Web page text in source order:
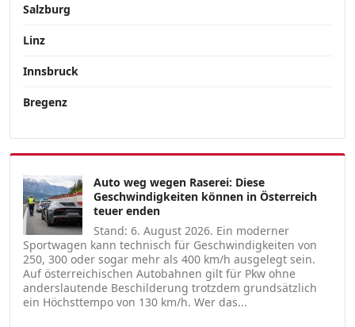
Salzburg
Linz
Innsbruck
Bregenz
Auto weg wegen Raserei: Diese
Geschwindigkeiten können in Österreich
teuer enden
Stand: 6. August 2026. Ein moderner
Sportwagen kann technisch für Geschwindigkeiten von
250, 300 oder sogar mehr als 400 km/h ausgelegt sein.
Auf österreichischen Autobahnen gilt für Pkw ohne
anderslautende Beschilderung trotzdem grundsätzlich
ein Höchsttempo von 130 km/h. Wer das...